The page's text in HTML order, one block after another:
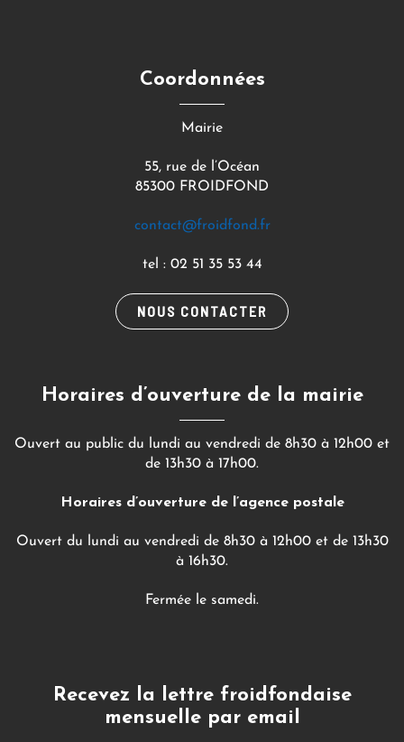
Coordonnées
Mairie
55, rue de l’Océan
85300 FROIDFOND
contact@froidfond.fr
tel : 02 51 35 53 44
NOUS CONTACTER
Horaires d’ouverture de la mairie
Ouvert au public du lundi au vendredi de 8h30 à 12h00 et
de 13h30 à 17h00.
Horaires d’ouverture de l’agence postale
Ouvert du lundi au vendredi de 8h30 à 12h00 et de 13h30
à 16h30.
Fermée le samedi.
Recevez la lettre froidfondaise
mensuelle par email